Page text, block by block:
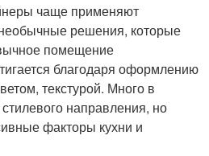
чаще применяют
решения, которые
помещение
благодаря оформлению
текстурой. Много в
направления, но
факторы кухни и